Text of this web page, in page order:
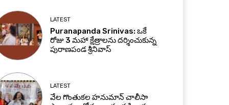
LATEST
Puranapanda Srinivas: ఒకే
రోజు 3 మహా క్షేత్రాలను దర్శించుకున్న
పురాణపండ శ్రీనివాస్
LATEST
వేల గొంతుకల హనుమాన్ చాలీసా